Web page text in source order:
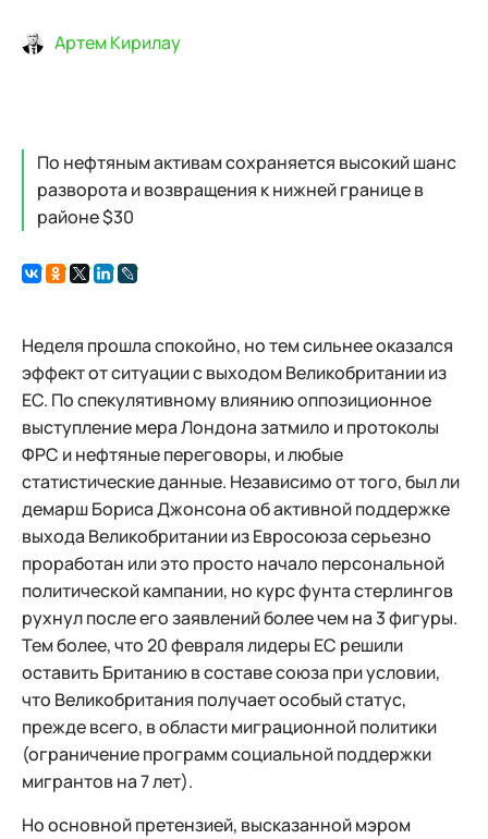
Артем Кирилау
По нефтяным активам сохраняется высокий шанс
разворота и возвращения к нижней границе в
районе $30
Неделя прошла спокойно, но тем сильнее оказался
эффект от ситуации с выходом Великобритании из
ЕС. По спекулятивному влиянию оппозиционное
выступление мера Лондона затмило и протоколы
ФРС и нефтяные переговоры, и любые
статистические данные. Независимо от того, был ли
демарш Бориса Джонсона об активной поддержке
выхода Великобритании из Евросоюза серьезно
проработан или это просто начало персональной
политической кампании, но курс фунта стерлингов
рухнул после его заявлений более чем на 3 фигуры.
Тем более, что 20 февраля лидеры ЕС решили
оставить Британию в составе союза при условии,
что Великобритания получает особый статус,
прежде всего, в области миграционной политики
(ограничение программ социальной поддержки
мигрантов на 7 лет).
Но основной претензией, высказанной мэром